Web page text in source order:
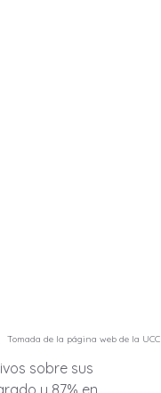
Tomada de la página web de la UCC
sobre sus